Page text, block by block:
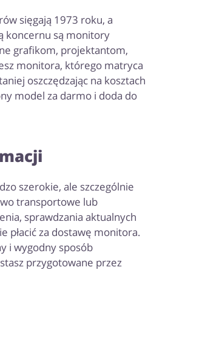
sięgają 1973 roku, a
koncernu są monitory
grafikom, projektantom,
monitora, którego matryca
oszczędzając na kosztach
model za darmo i doda do
szerokie, ale szczególnie
transportowe lub
sprawdzania aktualnych
płacić za dostawę monitora.
i wygodny sposób
przygotowane przez